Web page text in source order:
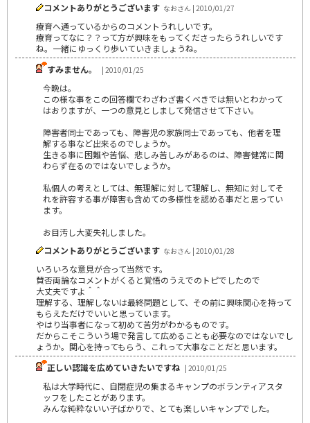
コメントありがとうございます なおさん | 2010/01/27
療育へ通っているからのコメントうれしいです。
療育ってなに？？って方が興味をもってくださったらうれしいです
ね。一緒にゆっくり歩いていきましょうね。
すみません。
| 2010/01/25
今晩は。
この様な事をこの回答欄でわざわざ書くべきでは無いとわかって
はおりますが、一つの意見としまして発信させて下さい。
障害者同士であっても、障害児の家族同士であっても、他者を理
解する事など出来るのでしょうか。
生きる事に困難や苦悩、悲しみ苦しみがあるのは、障害健常に関
わらず在るのではないでしょうか。
私個人の考えとしては、無理解に対して理解し、無知に対してそ
れを許容する事が障害も含めての多様性を認める事だと思ってい
ます。
お目汚し大変失礼しました。
コメントありがとうございます なおさん | 2010/01/28
いろいろな意見が合って当然です。
賛否両論なコメントがくると覚悟のうえでのトピでしたので
大丈夫ですよ＾＾
理解する、理解しないは最終問題として、その前に興味関心を持って
もらえただけでいいと思っています。
やはり当事者になって初めて苦労がわかるものです。
だからこそこういう場で発言して広めることも必要なのではないでし
ょうか。関心を持ってもらう、これって大事なことだと思います。
正しい認識を広めていきたいですね | 2010/01/25
私は大学時代に、自閉症児の集まるキャンプのボランティアスタ
ッフをしたことがあります。
みんな純粋ないい子ばかりで、とても楽しいキャンプでした。